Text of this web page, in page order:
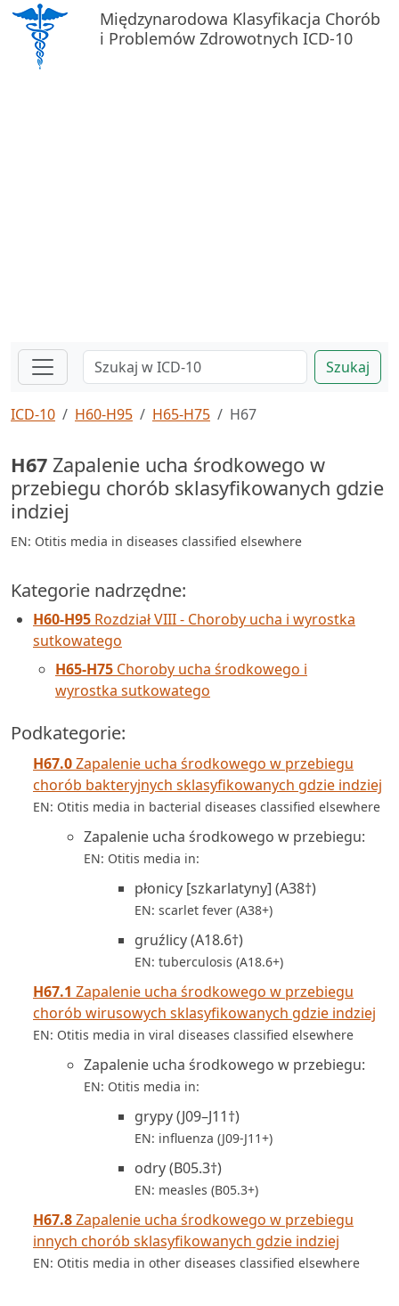
Międzynarodowa Klasyfikacja Chorób
i Problemów Zdrowotnych ICD-10
Szukaj
ICD-10 H60-H95 H65-H75 H67
H67 Zapalenie ucha środkowego w
przebiegu chorób sklasyfikowanych gdzie
indziej
EN: Otitis media in diseases classified elsewhere
Kategorie nadrzędne:
H60-H95 Rozdział VIII - Choroby ucha i wyrostka
sutkowatego
H65-H75 Choroby ucha środkowego i
wyrostka sutkowatego
Podkategorie:
H67.0Zapalenie ucha środkowego w przebiegu
chorób bakteryjnych sklasyfikowanych gdzie indziej
EN: Otitis media in bacterial diseases classified elsewhere
Zapalenie ucha środkowego w przebiegu:
EN: Otitis media in:
płonicy [szkarlatyny] (A38†)
EN: scarlet fever (A38+)
gruźlicy (A18.6†)
EN: tuberculosis (A18.6+)
H67.1 Zapalenie ucha środkowego w przebiegu
chorób wirusowych sklasyfikowanych gdzie indziej
EN: Otitis media in viral diseases classified elsewhere
Zapalenie ucha środkowego w przebiegu:
EN: Otitis media in:
grypy (J09–J11†)
EN: influenza (J09-J11+)
odry (B05.3†)
EN: measles (B05.3+)
H67.8Zapalenie ucha środkowego w przebiegu
innych chorób sklasyfikowanych gdzie indziej
EN: Otitis media in other diseases classified elsewhere